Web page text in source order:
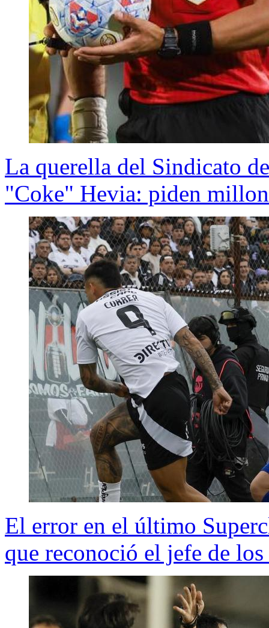
La querella del Sindicato
"Coke" Hevia: piden
El error en el último
que reconoció el jefe de